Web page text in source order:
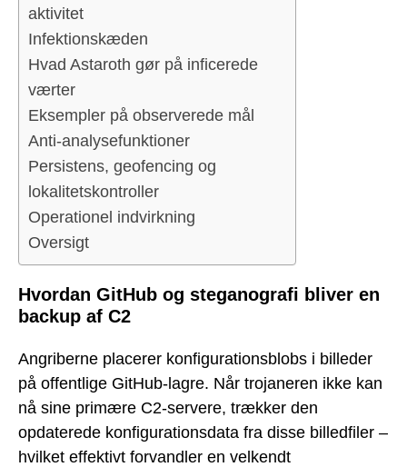
aktivitet
Infektionskæden
Hvad Astaroth gør på inficerede
værter
Eksempler på observerede mål
Anti-analysefunktioner
Persistens, geofencing og
lokalitetskontroller
Operationel indvirkning
Oversigt
Hvordan GitHub og steganografi bliver en
backup af C2
Angriberne placerer konfigurationsblobs i billeder
på offentlige GitHub-lagre. Når trojaneren ikke kan
nå sine primære C2-servere, trækker den
opdaterede konfigurationsdata fra disse billedfiler –
hvilket effektivt forvandler en velkendt